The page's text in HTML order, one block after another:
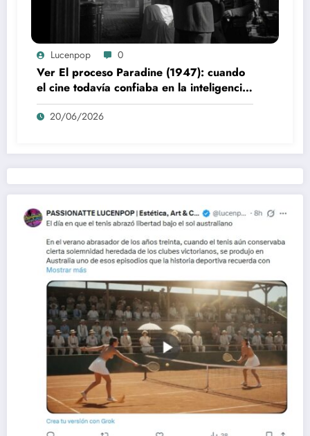
Lucenpop 0
Ver El proceso Paradine (1947): cuando
el cine todavía confiaba en la inteligencia
del espectador
20/06/2026